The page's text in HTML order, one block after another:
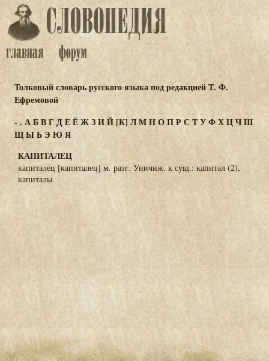
Толковый словарь русского языка под редакцией Т. Ф.
Ефремовой
- . АБВГДЕЁЖЗИЙ [К] ЛМНОПРС ТУФХЦЧШ
ЩЫЬЭ ЮЯ
КАПИТАЛЕЦ
капиталец [капиталец] м. разг. Уничиж. к сущ.: капитал (2),
капиталы.